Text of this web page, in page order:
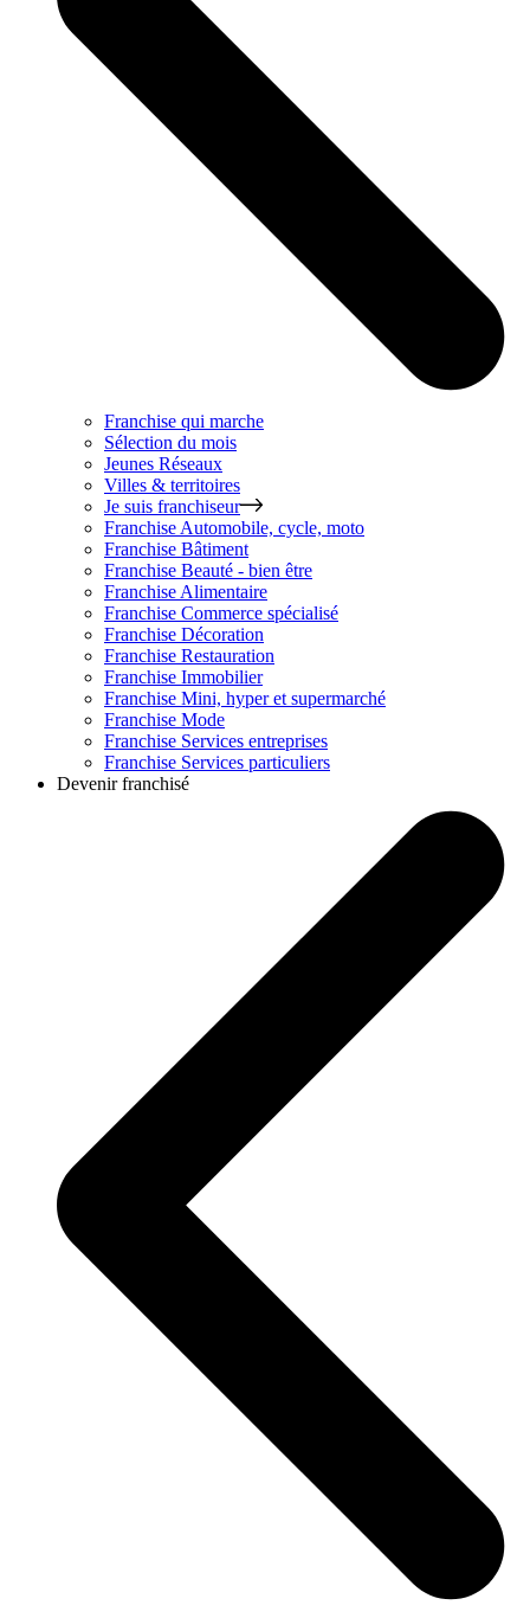
Franchise qui marche
Sélection du mois
Jeunes Réseaux
Villes & territoires
Je suis franchiseur
Franchise Automobile, cycle, moto
Franchise Bâtiment
Franchise Beauté - bien être
Franchise Alimentaire
Franchise Commerce spécialisé
Franchise Décoration
Franchise Restauration
Franchise Immobilier
Franchise Mini, hyper et supermarché
Franchise Mode
Franchise Services entreprises
Franchise Services particuliers
Devenir franchisé